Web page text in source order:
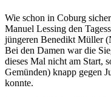
Wie schon in Coburg
Manuel Lessing den
jüngeren Benedikt Müller
Bei den Damen war die
dieses Mal nicht am Start,
Gemünden) knapp gegen
konnte.